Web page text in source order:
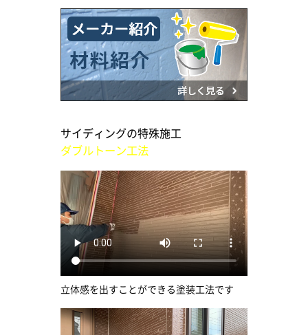
サイディングの特殊施工
ダブルトーン工法
立体感を出すことができる塗装工法です